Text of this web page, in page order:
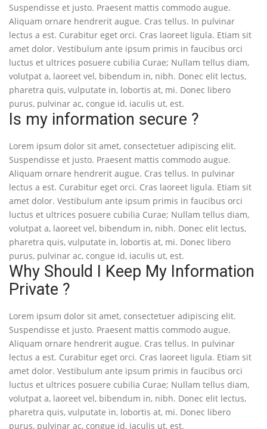
Suspendisse et justo. Praesent mattis commodo augue.
Aliquam ornare hendrerit augue. Cras tellus. In pulvinar
lectus a est. Curabitur eget orci. Cras laoreet ligula. Etiam sit
amet dolor. Vestibulum ante ipsum primis in faucibus orci
luctus et ultrices posuere cubilia Curae; Nullam tellus diam,
volutpat a, laoreet vel, bibendum in, nibh. Donec elit lectus,
pharetra quis, vulputate in, lobortis at, mi. Donec libero
purus, pulvinar ac, congue id, iaculis ut, est.
Is my information secure ?
Lorem ipsum dolor sit amet, consectetuer adipiscing elit.
Suspendisse et justo. Praesent mattis commodo augue.
Aliquam ornare hendrerit augue. Cras tellus. In pulvinar
lectus a est. Curabitur eget orci. Cras laoreet ligula. Etiam sit
amet dolor. Vestibulum ante ipsum primis in faucibus orci
luctus et ultrices posuere cubilia Curae; Nullam tellus diam,
volutpat a, laoreet vel, bibendum in, nibh. Donec elit lectus,
pharetra quis, vulputate in, lobortis at, mi. Donec libero
purus, pulvinar ac, congue id, iaculis ut, est.
Why Should I Keep My Information
Private ?
Lorem ipsum dolor sit amet, consectetuer adipiscing elit.
Suspendisse et justo. Praesent mattis commodo augue.
Aliquam ornare hendrerit augue. Cras tellus. In pulvinar
lectus a est. Curabitur eget orci. Cras laoreet ligula. Etiam sit
amet dolor. Vestibulum ante ipsum primis in faucibus orci
luctus et ultrices posuere cubilia Curae; Nullam tellus diam,
volutpat a, laoreet vel, bibendum in, nibh. Donec elit lectus,
pharetra quis, vulputate in, lobortis at, mi. Donec libero
purus, pulvinar ac, congue id, iaculis ut, est.